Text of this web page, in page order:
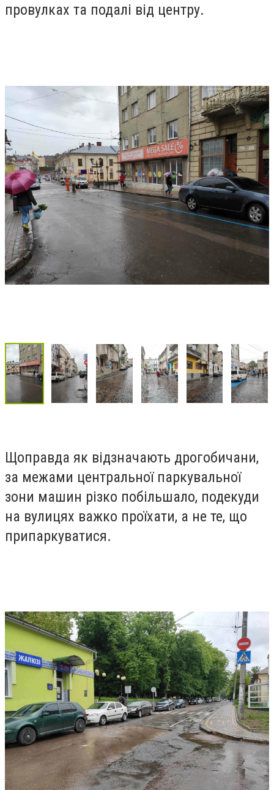
провулках та подалі від центру.
Щоправда як відзначають дрогобичани,
за межами центральної паркувальної
зони машин різко побільшало, подекуди
на вулицях важко проїхати, а не те, що
припаркуватися.